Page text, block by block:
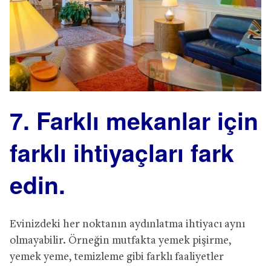
7. Farklı mekanlar için
farklı ihtiyaçları fark
edin.
Evinizdeki her noktanın aydınlatma ihtiyacı aynı
olmayabilir. Örneğin mutfakta yemek pişirme,
yemek yeme, temizleme gibi farklı faaliyetler